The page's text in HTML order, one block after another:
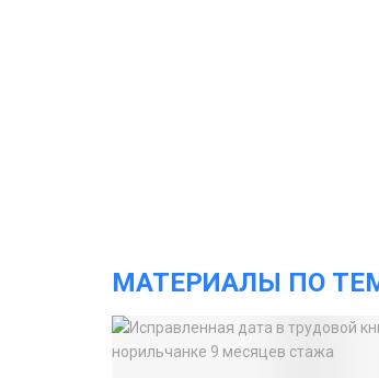
МАТЕРИАЛЫ ПО